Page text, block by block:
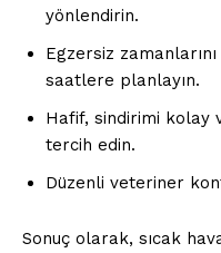
yönlendirin.
Egzersiz
saatlere planlayın.
Hafif, sindirimi kolay
tercih edin.
Düzenli veteriner
Sonuç olarak, sıcak